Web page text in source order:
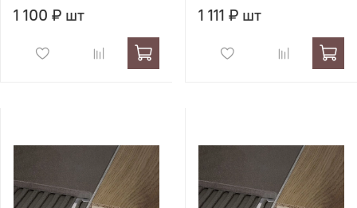
1 100 ₽ шт 1 111 ₽ шт